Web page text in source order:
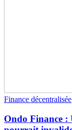
Finance décentralisée
Ondo Finance :